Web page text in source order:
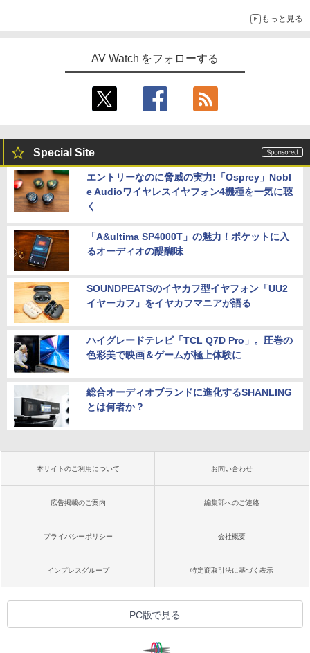
もっと見る
AV Watch をフォローする
Special Site
エントリーなのに脅威の実力!「Osprey」Nobl
e Audioワイヤレスイヤフォン4機種を一気に聴
く
「A&ultima SP4000T」の魅力！ポケットに入
るオーディオの醍醐味
SOUNDPEATSのイヤカフ型イヤフォン「UU2
イヤーカフ」をイヤカフマニアが語る
ハイグレードテレビ「TCL Q7D Pro」。圧巻の
色彩美で映画＆ゲームが極上体験に
総合オーディオブランドに進化するSHANLING
とは何者か？
本サイトのご利用について お問い合わせ
広告掲載のご案内 編集部へのご連絡
プライバシーポリシー 会社概要
インプレスグループ 特定商取引法に基づく表示
PC版で見る